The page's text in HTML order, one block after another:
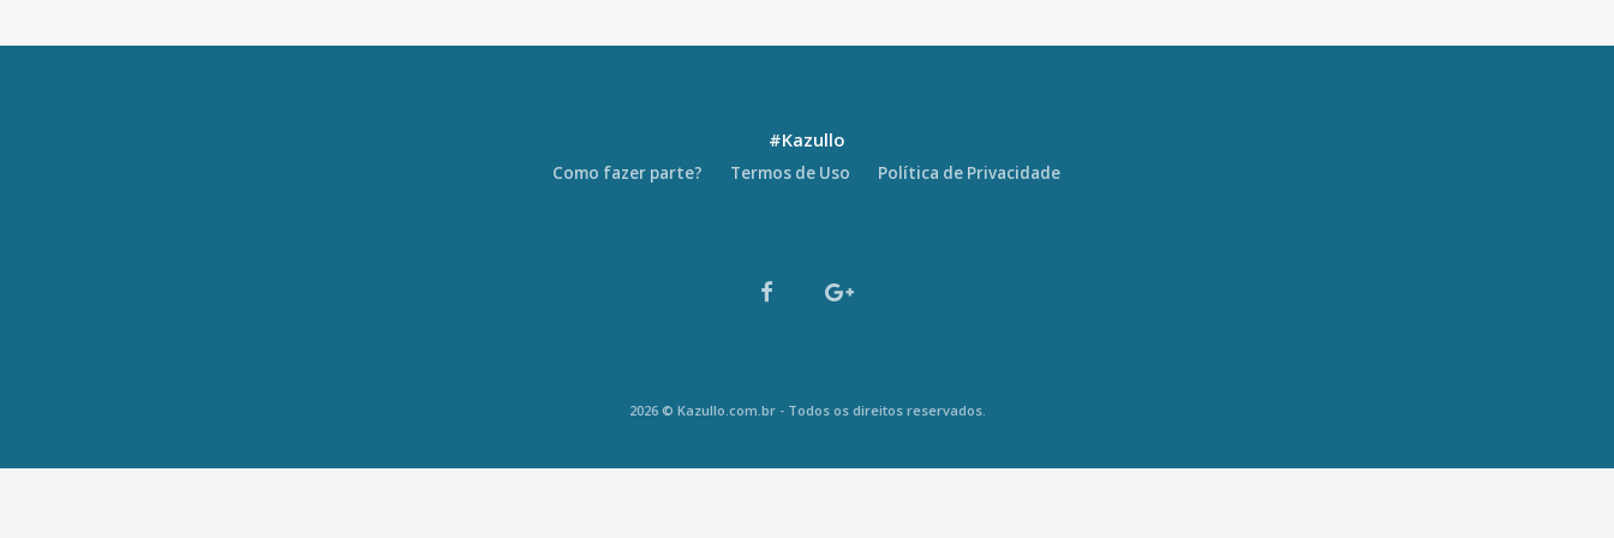
#Kazullo
Como fazer parte? Termos de Uso Política de Privacidade
2026 © Kazullo.com.br - Todos os direitos reservados.